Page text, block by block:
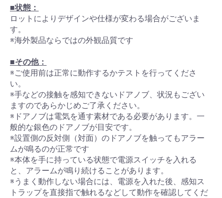
■状態：
ロットによりデザインや仕様が変わる場合がございま
す。
※海外製品ならではの外観品質です
■その他：
※ご使用前は正常に動作するかテストを行ってくださ
い。
※手などの接触を感知できないドアノブ、状況もござい
ますのであらかじめご了承ください。
※ドアノブは電気を通す素材である必要があります。一
般的な銀色のドアノブが目安です。
※設置側の反対側（対面）のドアノブを触ってもアラー
ムが鳴るのが正常です
※本体を手に持っている状態で電源スイッチを入れる
と、アラームが鳴り続けることがあります。
※うまく動作しない場合には、電源を入れた後、感知ス
トラップを直接指で触れるなどして動作を確認してくだ